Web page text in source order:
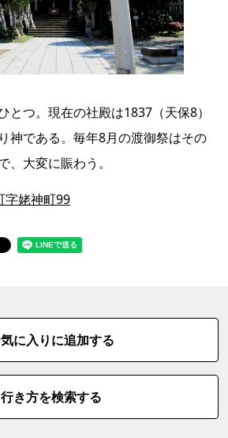
とつ。現在の社殿は1837（天保8）
神である。毎年8月の渡御祭はその
、大変に賑わう。
字姥神町99
に入りに追加する
行き方を検索する